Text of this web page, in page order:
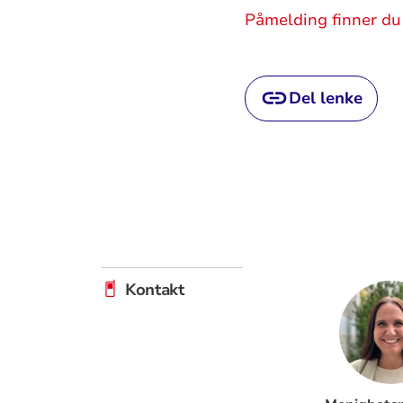
Påmelding finner
Del lenke
Kontakt